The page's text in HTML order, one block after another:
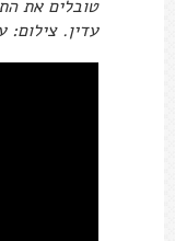
טובלים את
עדין. צילום: